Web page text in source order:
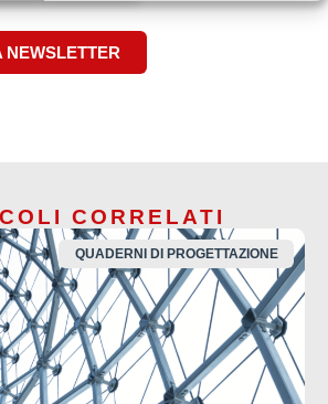
NEWSLETTER
CORRELATI
QUADERNI DI PROGETTAZIONE